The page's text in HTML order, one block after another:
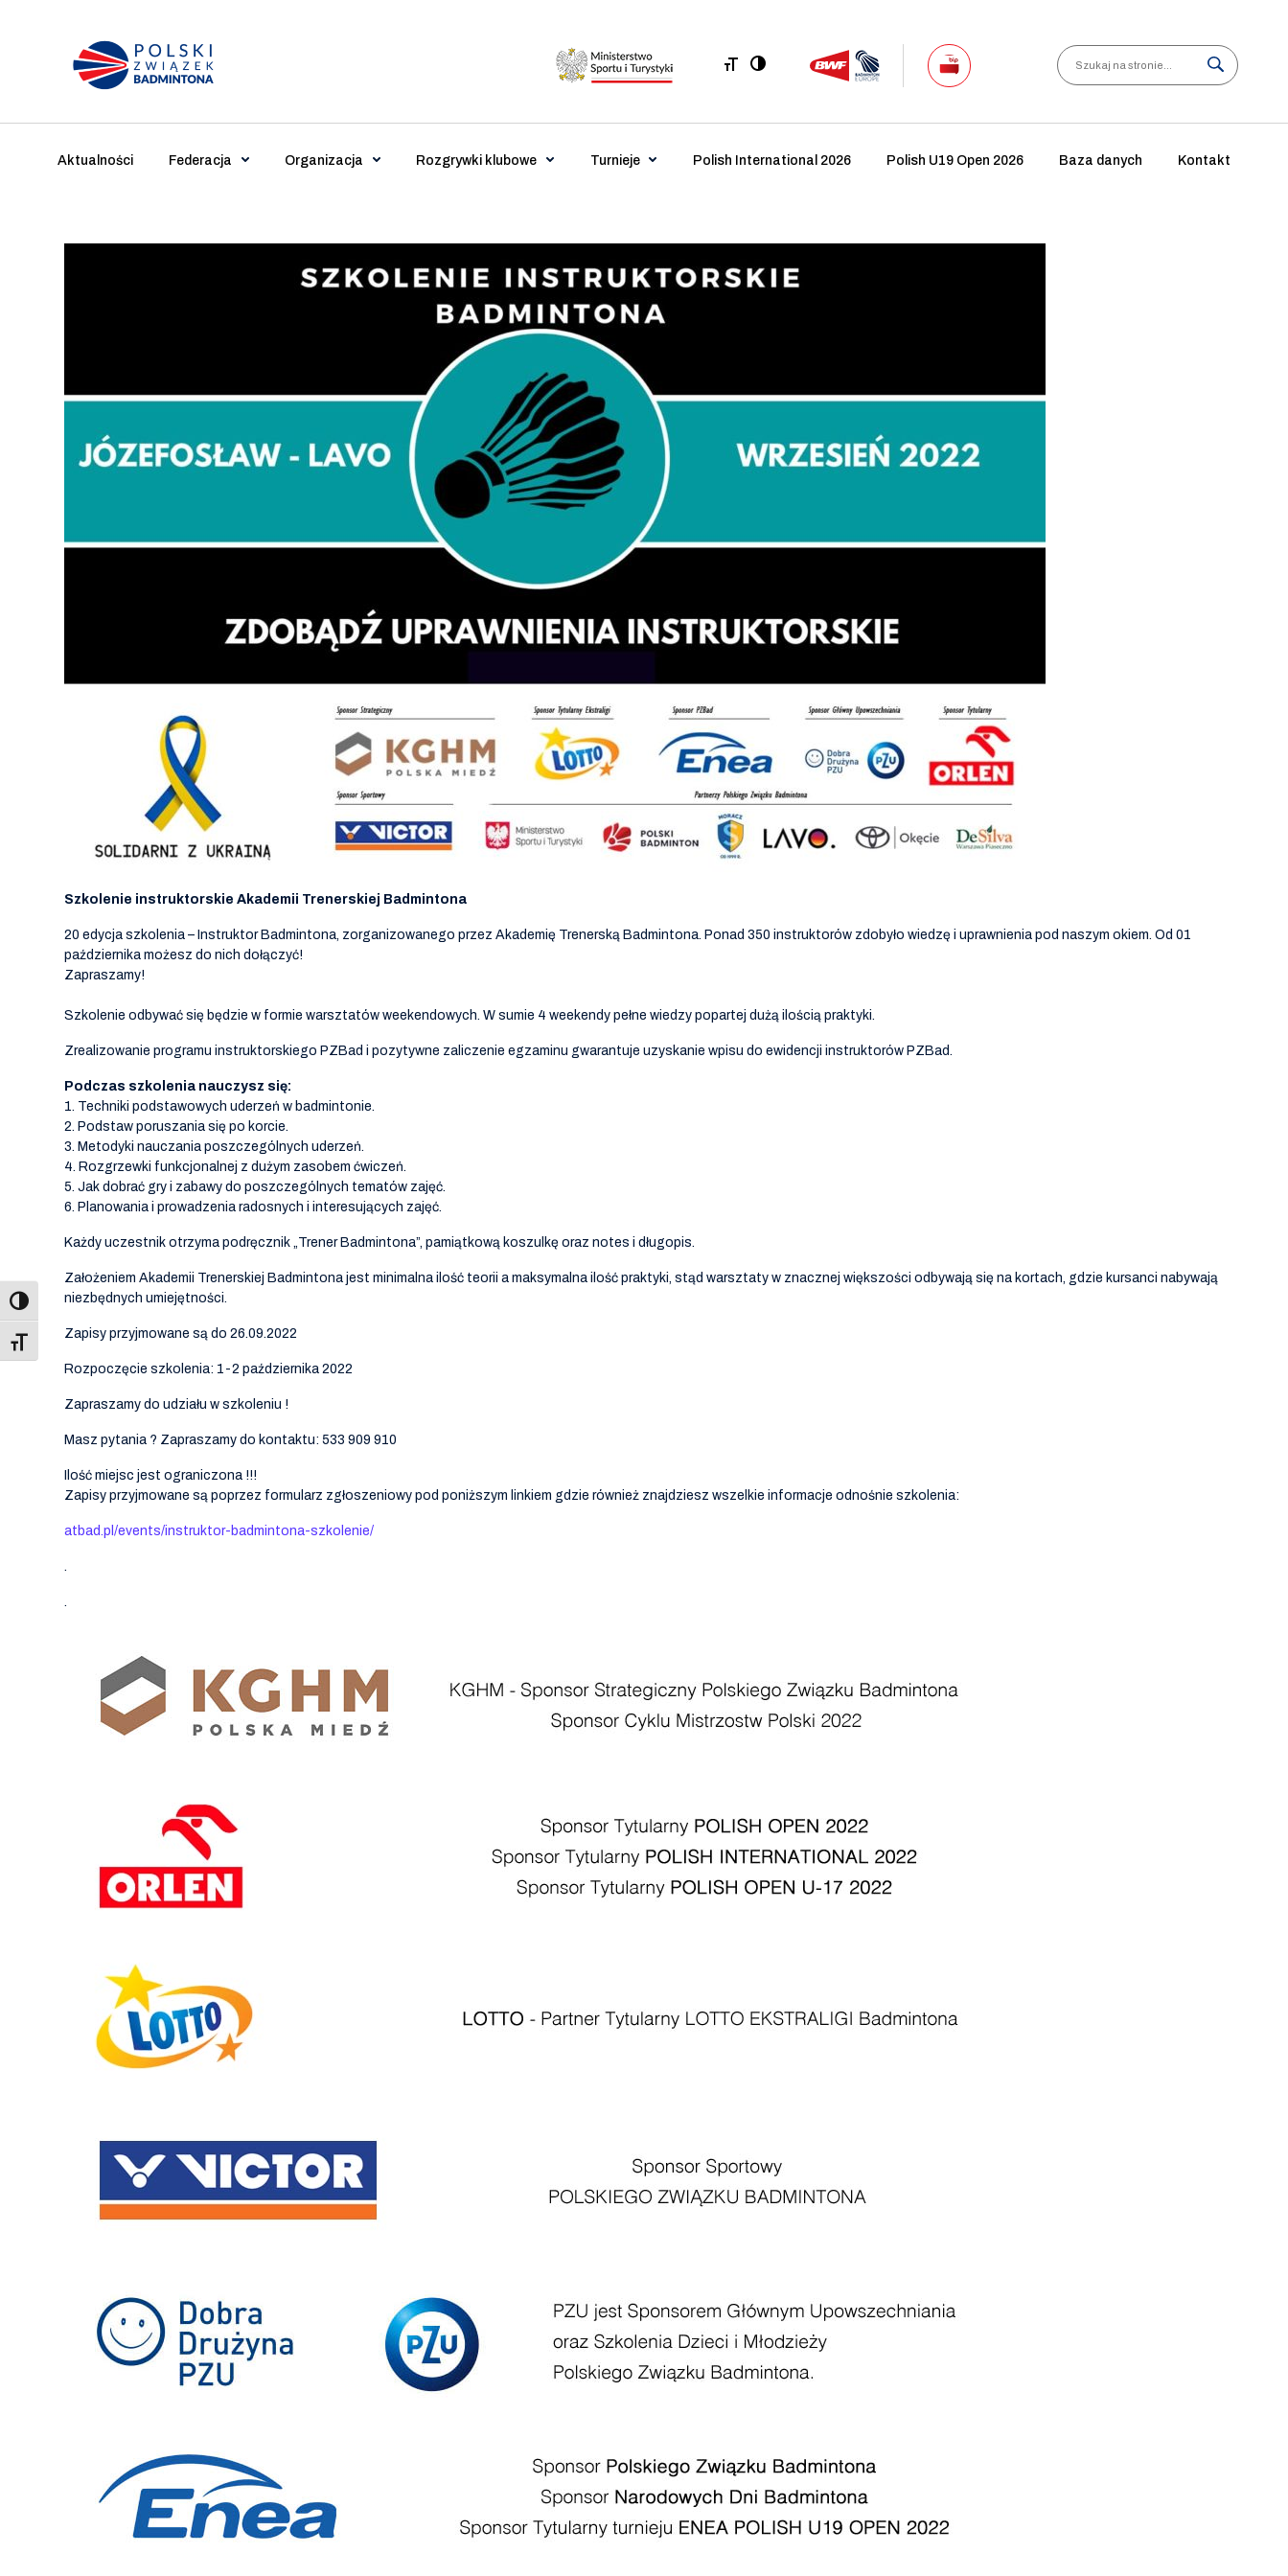
Toggle Font size
Main Navigation
Search
Aktualności Federacja Organizacja Rozgrywki klubowe Turnieje Polish International 2026 Polish U19 Open 2026 Baza danych Kontakt
Szkolenie instruktorskie Akademii Trenerskiej Badmintona
20 edycja szkolenia – Instruktor Badmintona, zorganizowanego przez Akademię Trenerską Badmintona. Ponad 350 instruktorów zdobyło wiedzę i uprawnienia pod naszym okiem. Od 01
października możesz do nich dołączyć!
Zapraszamy!
Szkolenie odbywać się będzie w formie warsztatów weekendowych. W sumie 4 weekendy pełne wiedzy popartej dużą ilością praktyki.
Zrealizowanie programu instruktorskiego PZBad i pozytywne zaliczenie egzaminu gwarantuje uzyskanie wpisu do ewidencji instruktorów PZBad.
Podczas szkolenia nauczysz się:
1. Techniki podstawowych uderzeń w badmintonie.
2. Podstaw poruszania się po korcie.
3. Metodyki nauczania poszczególnych uderzeń.
4. Rozgrzewki funkcjonalnej z dużym zasobem ćwiczeń.
5. Jak dobrać gry i zabawy do poszczególnych tematów zajęć.
6. Planowania i prowadzenia radosnych i interesujących zajęć.
Każdy uczestnik otrzyma podręcznik „Trener Badmintona”, pamiątkową koszulkę oraz notes i długopis.
Założeniem Akademii Trenerskiej Badmintona jest minimalna ilość teorii a maksymalna ilość praktyki, stąd warsztaty w znacznej większości odbywają się na kortach, gdzie kursanci nabywają
niezbędnych umiejętności.
Zapisy przyjmowane są do 26.09.2022
Rozpoczęcie szkolenia: 1-2 października 2022
Zapraszamy do udziału w szkoleniu !
Masz pytania ? Zapraszamy do kontaktu: 533 909 910
Ilość miejsc jest ograniczona !!!
Zapisy przyjmowane są poprzez formularz zgłoszeniowy pod poniższym linkiem gdzie również znajdziesz wszelkie informacje odnośnie szkolenia:
atbad.pl/events/instruktor-badmintona-szkolenie/
.
.